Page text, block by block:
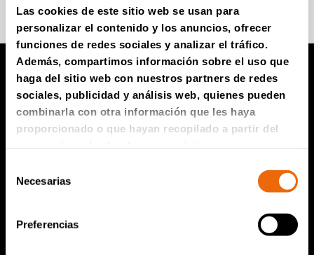
Las cookies de este sitio web se usan para
personalizar el contenido y los anuncios, ofrecer
funciones de redes sociales y analizar el tráfico.
Además, compartimos información sobre el uso que
haga del sitio web con nuestros partners de redes
sociales, publicidad y análisis web, quienes pueden
combinarla con otra información que les haya
proporcionado o que hayan recopilado a partir del
deNecesarias
Preferencias
Productos TANA
Compactador de vertedero TANA
Criba de disco TANA